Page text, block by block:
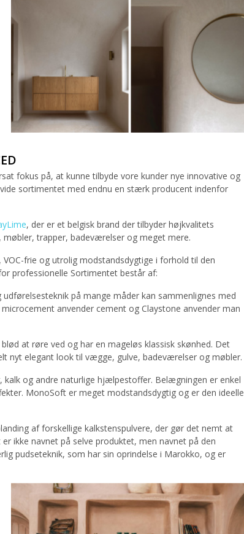
fokus på, at kunne tilbyde vore kunder nye innovative og
sortimentet med endnu en stærk producent indenfor
, der er et belgisk brand der tilbyder højkvalitets
trapper, badeværelser og meget mere.
frie og utrolig modstandsdygtige i forhold til den
professionelle Sortimentet består af:
på mange måder kan sammenlignes med
anvender cement og Claystone anvender man
at røre ved og har en mageløs klassisk skønhed. Det
nyt elegant look til vægge, gulve, badeværelser og møbler.
og andre naturlige hjælpestoffer. Belægningen er enkel
MonoSoft er meget modstandsdygtig og er den ideelle
af forskellige kalkstenspulvere, der gør det nemt at
ikke navnet på selve produktet, men navnet på den
pudseteknik, som har sin oprindelse i Marokko, og er